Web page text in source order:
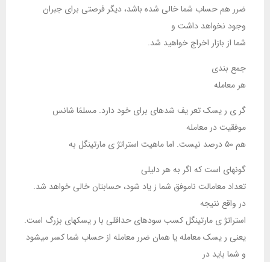
ضرر هم حساب شما خالی شده باشد، دیگر فرصتی برای جبران
وجود نخواهد داشت و
شما از بازار اخراج خواهید شد.
جمع بندی
هر معامله
گر ی ر یسک تعر یف شدهای برای خود دارد. مسلمًا شانس
موفقیت در معامله
هم ۵۰ درصد نیست. اما ماهیت استراتژ ی مارتینگل به
گونهای است که اگر به هر دلیلی
تعداد معامالت ناموفق شما ز یاد شود، حسابتان خالی خواهد شد.
در واقع نتیجه
استراتژ ی مارتینگل کسب سودهای حداقلی با ر یسکهای بزرگ است.
یعنی ر یسک معامله یا همان ضرر معامله از حساب شما کسر میشود
و شما باید در